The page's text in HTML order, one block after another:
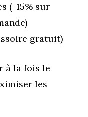
(-15% sur
gratuit)
à la fois le
les